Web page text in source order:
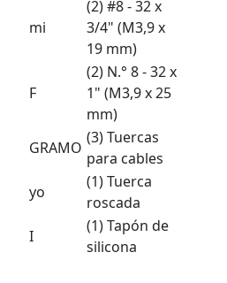
mi
(2) #8 - 32 x
3/4" (M3,9 x
19 mm)
F
(2) N.° 8 - 32 x
1" (M3,9 x 25
mm)
GRAMO
(3) Tuercas
para cables
yo
(1) Tuerca
roscada
I
(1) Tapón de
silicona